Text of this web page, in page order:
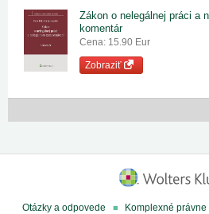
Zákon o nelegálnej práci a
komentár
Cena: 15.90 Eur
Zobraziť
Otázky a odpovede Komplexné právne